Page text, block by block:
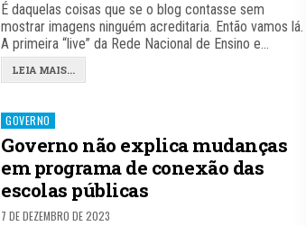
É daquelas coisas que se o blog contasse sem
mostrar imagens ninguém acreditaria. Então vamos lá.
A primeira “live” da Rede Nacional de Ensino e…
LEIA MAIS...
Posted
in
GOVERNO
Governo não explica mudanças
em programa de conexão das
escolas públicas
7 DE DEZEMBRO DE 2023